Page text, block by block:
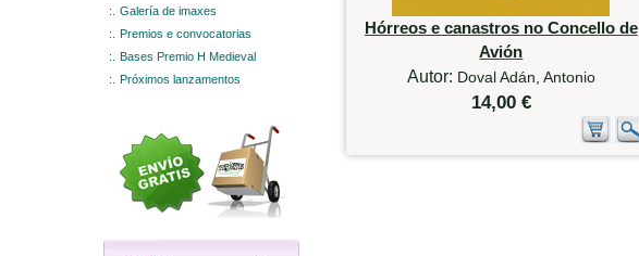
:.
Galería de imaxes
:.
Premios e convocatorias
:.
Bases Premio H Medieval
:.
Próximos lanzamentos
Hórreos e canastros no Concello de
Avión
Autor: Doval Adán, Antonio
14,00 €